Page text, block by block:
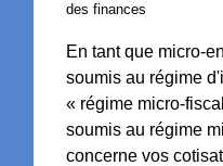
des finances
En tant que micro-
soumis au régime
« régime micro-
soumis au régime
concerne vos